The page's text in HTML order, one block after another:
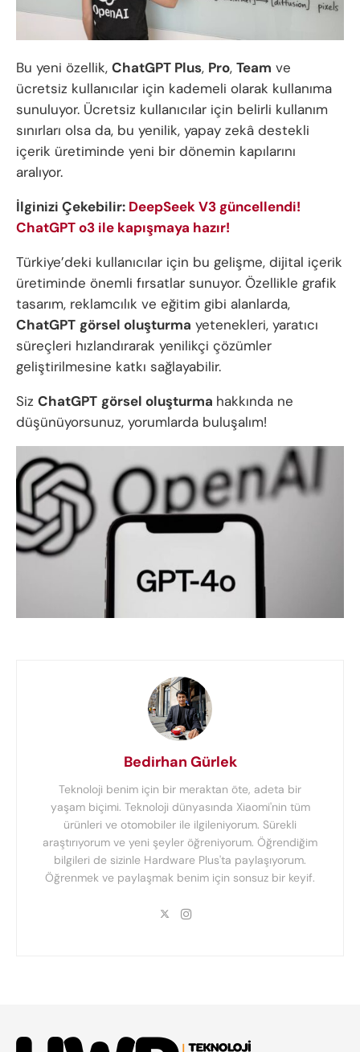
Bu yeni özellik, ChatGPT Plus, Pro, Team ve
ücretsiz kullanıcılar için kademeli olarak kullanıma
sunuluyor. Ücretsiz kullanıcılar için belirli kullanım
sınırları olsa da, bu yenilik, yapay zekâ destekli
içerik üretiminde yeni bir dönemin kapılarını
aralıyor.
İlginizi Çekebilir: DeepSeek V3 güncellendi!
ChatGPT o3 ile kapışmaya hazır!
Türkiye’deki kullanıcılar için bu gelişme, dijital içerik
üretiminde önemli fırsatlar sunuyor. Özellikle grafik
tasarım, reklamcılık ve eğitim gibi alanlarda,
ChatGPT görsel oluşturma yetenekleri, yaratıcı
süreçleri hızlandırarak yenilikçi çözümler
geliştirilmesine katkı sağlayabilir.
Siz ChatGPT görsel oluşturma hakkında ne
düşünüyorsunuz, yorumlarda buluşalım!
Bedirhan Gürlek
Teknoloji benim için bir meraktan öte, adeta bir
yaşam biçimi. Teknoloji dünyasında Xiaomi'nin tüm
ürünleri ve otomobiler ile ilgileniyorum. Sürekli
araştırıyorum ve yeni şeyler öğreniyorum. Öğrendiğim
bilgileri de sizinle Hardware Plus'ta paylaşıyorum.
Öğrenmek ve paylaşmak benim için sonsuz bir keyif.